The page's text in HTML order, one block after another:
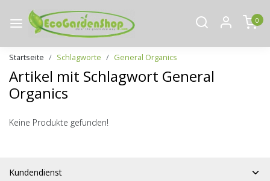
0
Startseite Schlagworte General Organics
Artikel mit Schlagwort General
Organics
Keine Produkte gefunden!
Kundendienst